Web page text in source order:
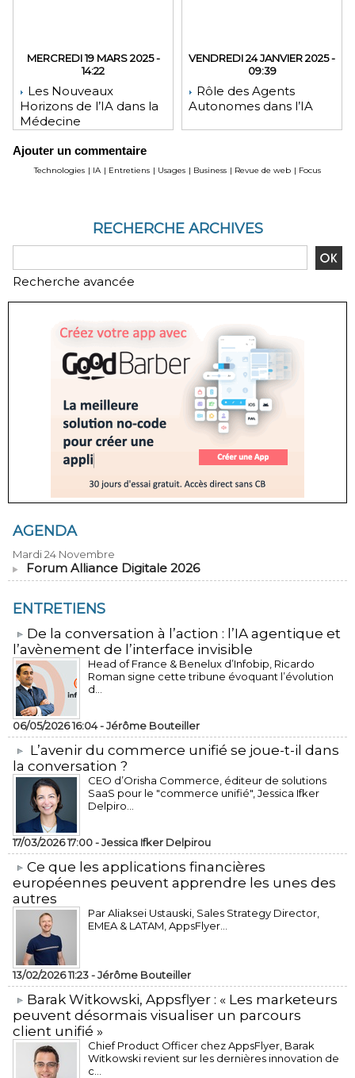
MERCREDI 19 MARS 2025 -
14:22
Les Nouveaux
Horizons de l’IA dans la
Médecine
VENDREDI 24 JANVIER 2025 -
09:39
Rôle des Agents
Autonomes dans l’IA
Ajouter un commentaire
Technologies | IA | Entretiens | Usages | Business | Revue de web | Focus
RECHERCHE ARCHIVES
Recherche avancée
AGENDA
Mardi 24 Novembre
Forum Alliance Digitale 2026
ENTRETIENS
​De la conversation à l’action : l’IA agentique et
l’avènement de l’interface invisible
Head of France & Benelux d’Infobip, Ricardo
Roman signe cette tribune évoquant l’évolution
d...
06/05/2026 16:04 -Jérôme Bouteiller
L’avenir du commerce unifié se joue-t-il dans
la conversation ?
CEO d’Orisha Commerce, éditeur de solutions
SaaS pour le "commerce unifié", Jessica Ifker
Delpiro...
17/03/2026 17:00 -Jessica Ifker Delpirou
​Ce que les applications financières
européennes peuvent apprendre les unes des
autres
Par Aliaksei Ustauski, Sales Strategy Director,
EMEA & LATAM, AppsFlyer...
13/02/2026 11:23 -Jérôme Bouteiller
​Barak Witkowski, Appsflyer : « Les marketeurs
peuvent désormais visualiser un parcours
client unifié »
Chief Product Officer chez AppsFlyer, ​Barak
Witkowski revient sur les dernières innovation de
c...